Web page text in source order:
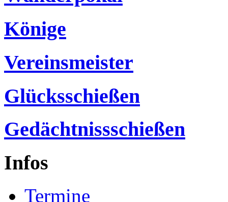
Könige
Vereinsmeister
Glücksschießen
Gedächtnissschießen
Infos
Termine